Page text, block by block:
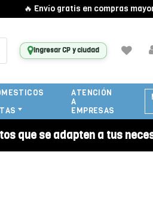
🔥 Envío gratis en compras mayores
Ingresar CP y ciudad
ATENCIÓN
A
EMPRESAS
que se adapten a tus